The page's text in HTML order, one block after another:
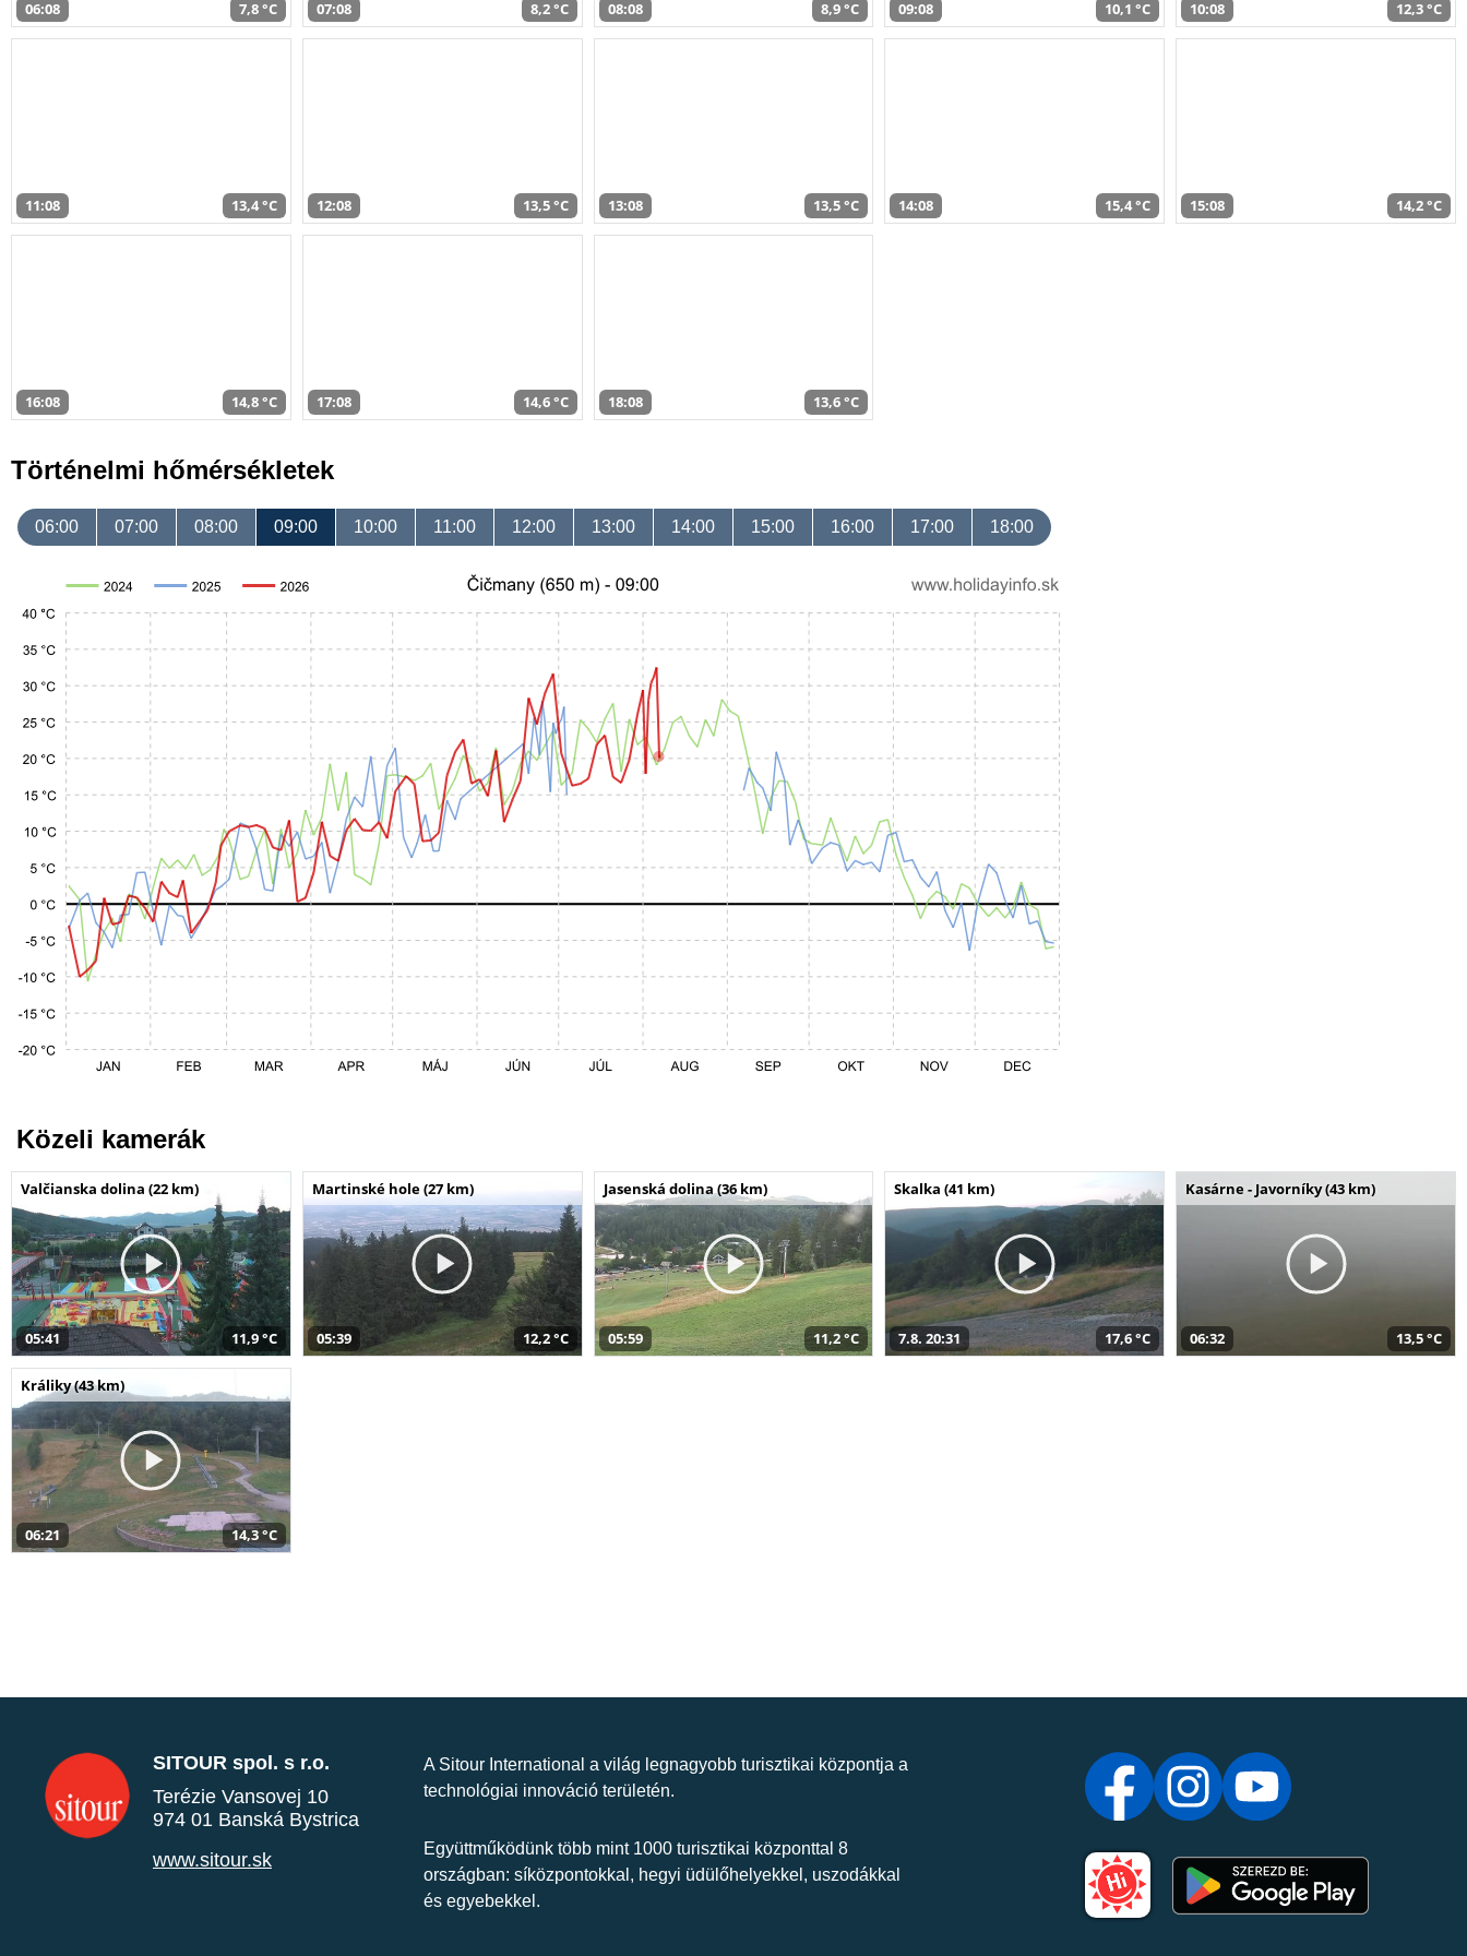
06:08 7,8 °C 07:08 8,2 °C 08:08 8,9 °C 09:08 10,1 °C 10:08 12,3 °C
11:08 13,4 °C 12:08 13,5 °C 13:08 13,5 °C 14:08 15,4 °C 15:08 14,2 °C
16:08 14,8 °C 17:08 14,6 °C 18:08 13,6 °C
Történelmi hőmérsékletek
06:00 07:00 08:00 09:00 10:00 11:00 12:00 13:00 14:00 15:00 16:00 17:00 18:00
Közeli kamerák
Valčianska dolina (22 km)
05:41 11,9 °C
Martinské hole (27 km)
05:39 12,2 °C
Jasenská dolina (36 km)
05:59 11,2 °C
Skalka (41 km)
7.8. 20:31 17,6 °C
Kasárne - Javorníky (43 km)
06:32 13,5 °C
Králiky (43 km)
06:21 14,3 °C
SITOUR spol. s r.o.
Terézie Vansovej 10
974 01 Banská Bystrica
www.sitour.sk
A Sitour International a világ legnagyobb turisztikai központja a
technológiai innováció területén.
Együttműködünk több mint 1000 turisztikai központtal 8
országban: síközpontokkal, hegyi üdülőhelyekkel, uszodákkal
és egyebekkel.